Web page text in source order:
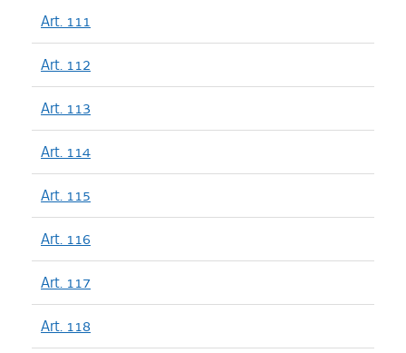
Art. 111
Art. 112
Art. 113
Art. 114
Art. 115
Art. 116
Art. 117
Art. 118